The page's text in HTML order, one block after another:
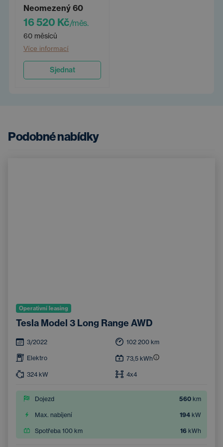
Neomezený 60
16 520 Kč/měs.
60 měsíců
Více informací
Sjednat
Podobné nabídky
Operativní leasing
Tesla Model 3 Long Range AWD
3/2022 102 200 km
Elektro 73,5 kWh
324 kW 4x4
Dojezd 560 km
Max. nabíjení 194 kW
Spotřeba 100 km 16 kWh